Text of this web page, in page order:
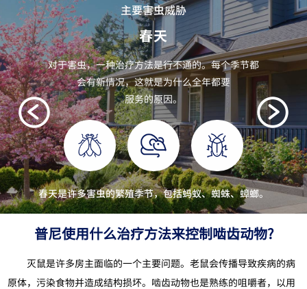
主要害虫威胁
春天
对于害虫，一种治疗方法是行不通的。每个季节都
会有新情况，这就是为什么全年都要
服务的原因。
春天是许多害虫的繁殖季节，包括蚂蚁、蜘蛛、蟑螂。
普尼使用什么治疗方法来控制啮齿动物?
灭鼠是许多房主面临的一个主要问题。老鼠会传播导致疾病的病
原体，污染食物并造成结构损坏。啮齿动物也是熟练的咀嚼者，以用